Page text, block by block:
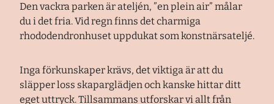
Den vackra parken är ateljén, ”en plein air” målar
du i det fria. Vid regn finns det charmiga
rhododendronhuset uppdukat som konstnärsateljé.
Inga förkunskaper krävs, det viktiga är att du
släpper loss skaparglädjen och kanske hittar ditt
eget uttryck. Tillsammans utforskar vi allt från